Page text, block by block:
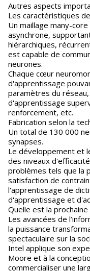
Autres aspects
Les caractéristiques
Un maillage many-
asynchrone,
hiérarchiques,
est capable de
neurones.
Chaque cœur
d'apprentissage
paramètres du
d'apprentissage
renforcement, etc.
Fabrication selon la
Un total de 130 000
synapses.
Le développement et
des niveaux
problèmes tels que la
satisfaction de
l'apprentissage de
d'apprentissage et
Quelle est la
Les avancées de
la puissance
spectaculaire sur la
Intel applique son
Moore et à la
commercialiser une